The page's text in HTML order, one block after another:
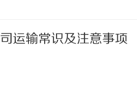
运输常识及注意事项